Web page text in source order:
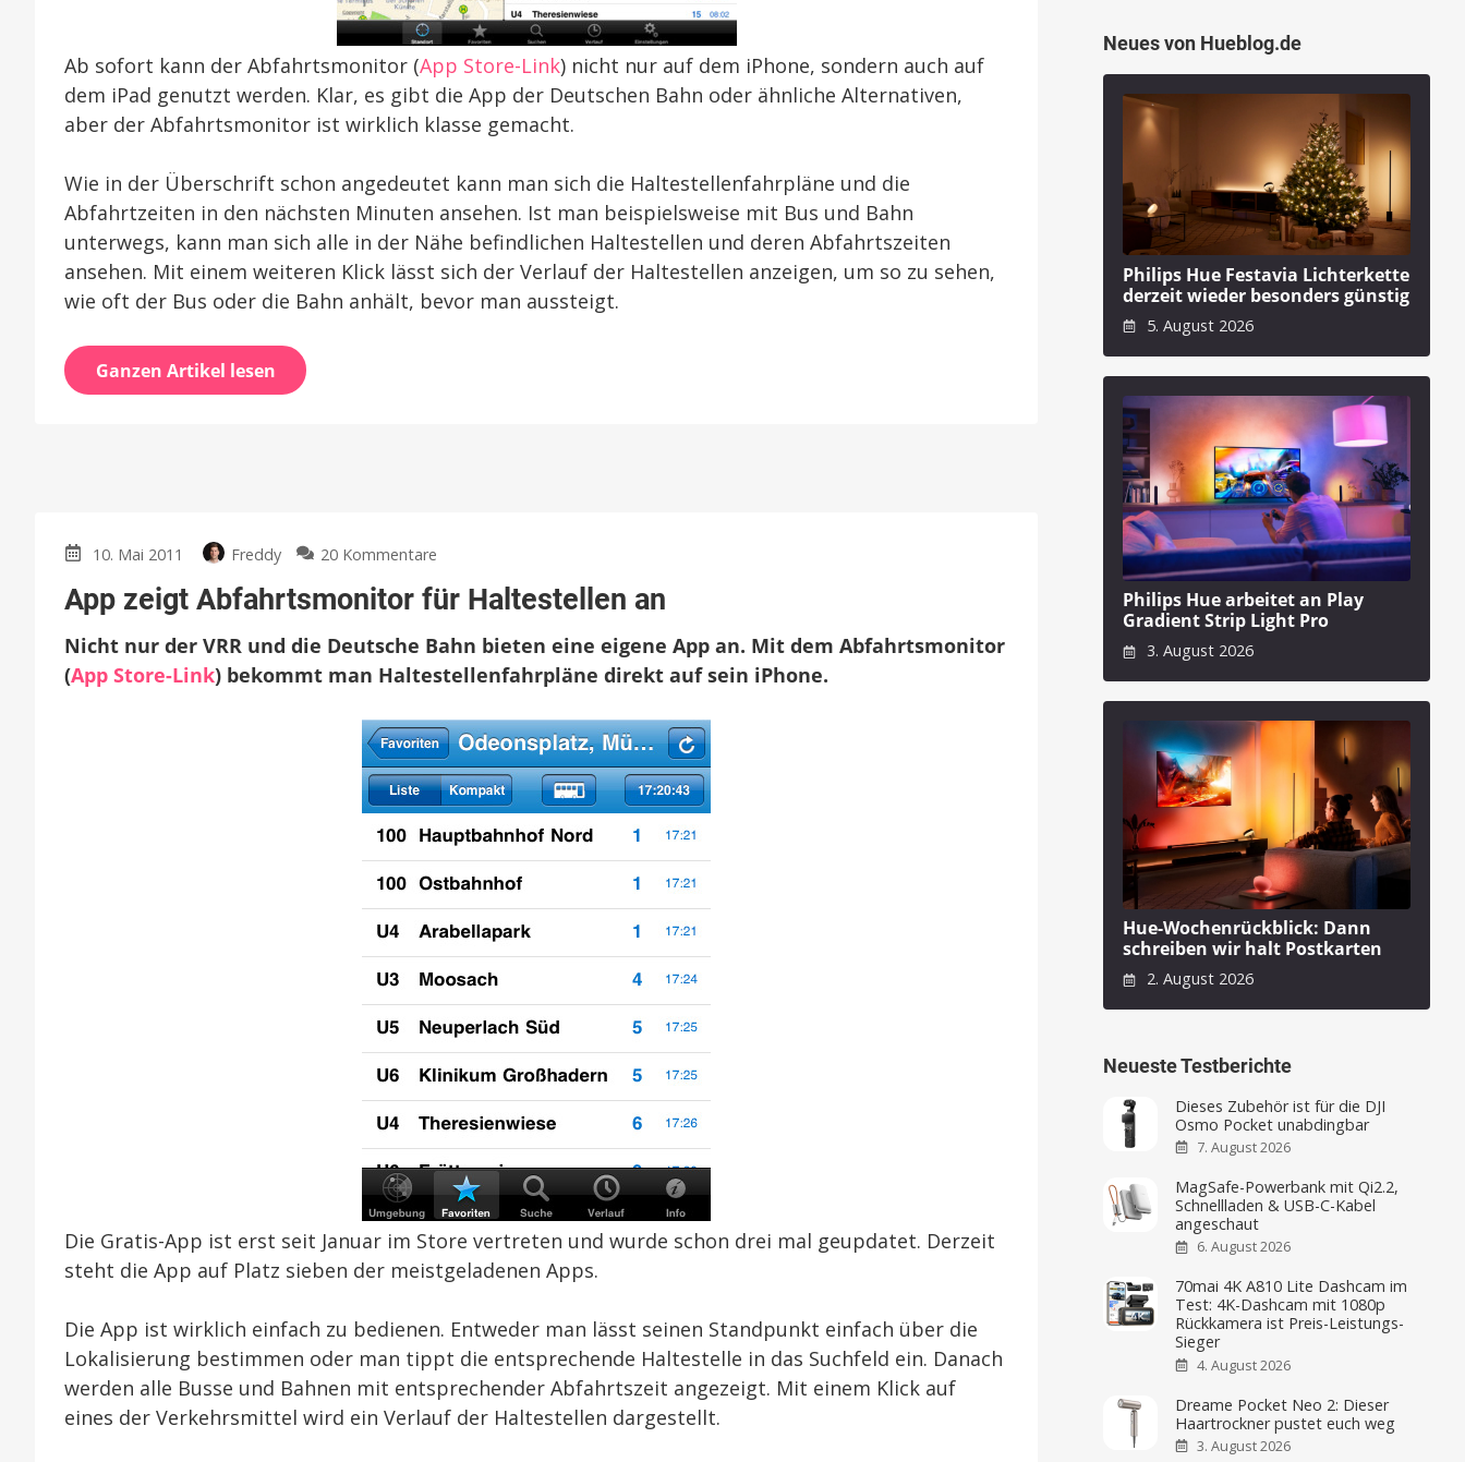
Ab sofort kann der Abfahrtsmonitor (App Store-Link) nicht nur auf dem iPhone, sondern auch auf
dem iPad genutzt werden. Klar, es gibt die App der Deutschen Bahn oder ähnliche Alternativen,
aber der Abfahrtsmonitor ist wirklich klasse gemacht.
Wie in der Überschrift schon angedeutet kann man sich die Haltestellenfahrpläne und die
Abfahrtzeiten in den nächsten Minuten ansehen. Ist man beispielsweise mit Bus und Bahn
unterwegs, kann man sich alle in der Nähe befindlichen Haltestellen und deren Abfahrtszeiten
ansehen. Mit einem weiteren Klick lässt sich der Verlauf der Haltestellen anzeigen, um so zu sehen,
wie oft der Bus oder die Bahn anhält, bevor man aussteigt.
Ganzen Artikel lesen
10. Mai 2011 Freddy 20 Kommentare
zeigt
für
Haltestellen
App zeigt Abfahrtsmonitor für Haltestellen an
Nicht nur der VRR und die Deutsche Bahn bieten eine eigene App an. Mit dem Abfahrtsmonitor
(App Store-Link) bekommt man Haltestellenfahrpläne direkt auf sein iPhone.
Die Gratis-App ist erst seit Januar im Store vertreten und wurde schon drei mal geupdatet. Derzeit
steht die App auf Platz sieben der meistgeladenen Apps.
Die App ist wirklich einfach zu bedienen. Entweder man lässt seinen Standpunkt einfach über die
Lokalisierung bestimmen oder man tippt die entsprechende Haltestelle in das Suchfeld ein. Danach
werden alle Busse und Bahnen mit entsprechender Abfahrtszeit angezeigt. Mit einem Klick auf
eines der Verkehrsmittel wird ein Verlauf der Haltestellen dargestellt.
Neues von Hueblog.de
Philips Hue Festavia Lichterkette
derzeit wieder besonders günstig
5. August 2026
Philips Hue arbeitet an Play
Gradient Strip Light Pro
3. August 2026
Hue-Wochenrückblick: Dann
schreiben wir halt Postkarten
2. August 2026
Neueste Testberichte
Dieses Zubehör ist für die DJI
Osmo Pocket unabdingbar
7. August 2026
MagSafe-Powerbank mit Qi2.2,
Schnellladen & USB-C-Kabel
angeschaut
6. August 2026
70mai 4K A810 Lite Dashcam im
Test: 4K-Dashcam mit 1080p
Rückkamera ist Preis-Leistungs-
Sieger
4. August 2026
Dreame Pocket Neo 2: Dieser
Haartrockner pustet euch weg
3. August 2026